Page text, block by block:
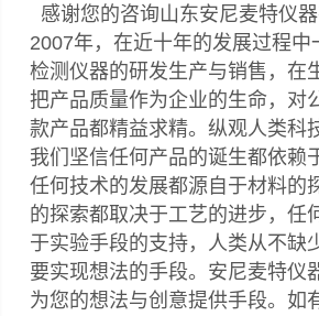
感谢您的咨询山东安尼麦特仪
2007年，在近十年的发展过程中
检测仪器的研发生产与销售，在
把产品质量作为企业的生命，对
款产品都精益求精。纵观人类科
我们坚信任何产品的诞生都依赖
任何技术的发展都源自于材料的
的探索都取决于工艺的进步，任
于实验手段的支持，人类从不缺
要实现想法的手段。安尼麦特仪
为您的想法与创意提供手段。如